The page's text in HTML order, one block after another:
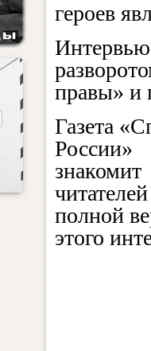
героев
правы» и
Газета
России»
знакомит
полной
этого